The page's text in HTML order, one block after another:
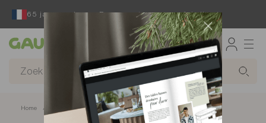
65 jaar reeds een Franse ontwerper en fabrikant
Gautier
Home app.seo.store_locator_city.title